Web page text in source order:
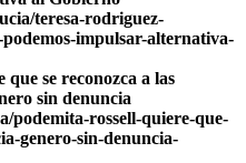
teresa-rodriguez-
impulsar-alternativa-
se reconozca a las
sin denuncia
podemita-rossell-quiere-que-
genero-sin-denuncia-